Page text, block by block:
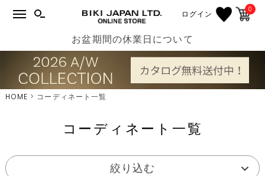
ログイン 0
お盆期間の休業日について
HOME コーディネート一覧
コーディネート一覧
絞り込む